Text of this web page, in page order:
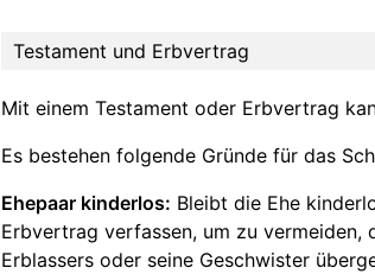
Testament und Erbvertrag
Mit einem Testament oder Erbvertrag
Es bestehen folgende Gründe für das
Ehepaar kinderlos: Bleibt die Ehe
Erbvertrag verfassen, um zu vermeiden,
Erblassers oder seine Geschwister